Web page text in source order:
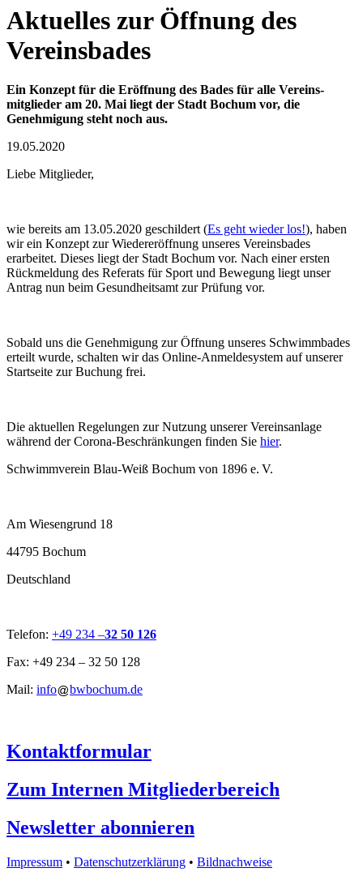
Aktuelles zur Öffnung des
Vereinsbades
Ein Konzept für die Eröffnung des Bades für alle Vereins­
mitglieder am 20. Mai liegt der Stadt Bochum vor, die
Genehmigung steht noch aus.
19.05.2020
Liebe Mitglieder,
wie bereits am 13.05.2020 geschildert (Es geht wieder los!), haben
wir ein Konzept zur Wiedereröffnung unseres Vereinsbades
erarbeitet. Dieses liegt der Stadt Bochum vor. Nach einer ersten
Rückmeldung des Referats für Sport und Bewegung liegt unser
Antrag nun beim Gesundheitsamt zur Prüfung vor.
Sobald uns die Genehmigung zur Öffnung unseres Schwimmbades
erteilt wurde, schalten wir das Online-Anmeldesystem auf unserer
Startseite zur Buchung frei.
Die aktuellen Regelungen zur Nutzung unserer Vereinsanlage
während der Corona-Beschränkungen finden Sie hier.
Schwimmverein Blau-Weiß Bochum von 1896 e. V.
Am Wiesengrund 18
44795 Bochum
Deutschland
Telefon: +49 234 –32 50 126
Fax: +49 234 – 32 50 128
Mail: info bwbochum.de
Kontaktformular
Zum Internen Mitgliederbereich
Newsletter abonnieren
Impressum • Datenschutzerklärung • Bildnachweise